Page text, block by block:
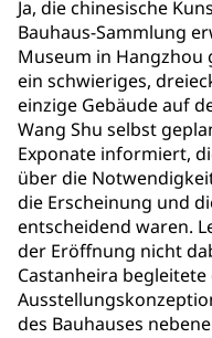
Ja, die chinesische
Bauhaus-Sammlung
Museum in Hangzhou
ein schwieriges,
einzige Gebäude auf
Wang Shu selbst
Exponate informiert,
über die
die Erscheinung und
entscheidend waren.
der Eröffnung nicht
Castanheira
des Bauhauses